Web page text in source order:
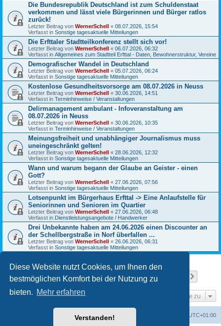
Diese Website nutzt Cookies, um Ihnen den
bestmöglichen Komfort bei der Nutzung zu
bieten. Mehr erfahren
Verstanden!
Die Bundesrepublik Deutschland ist zum Schuldenstaat
verkommen und lässt viele Bürgerinnen und Bürger ratlos
zurück!
Letzter Beitrag von WernerSchell « 08.07.2026, 15:54
Verfasst in Sonstige tagesaktuelle Mitteilungen
Die Erfttaler Stadtteilkonferenz stellt sich vor!
Letzter Beitrag von WernerSchell « 06.07.2026, 06:32
Verfasst in Allgemeines zum Stadtteil Erfttal - Daten, Bewohnerstruktur, Vereine
Demografischer Wandel in Deutschland
Letzter Beitrag von WernerSchell « 05.07.2026, 06:24
Verfasst in Sonstige tagesaktuelle Mitteilungen
Kostenlose Gesundheitsvorsorge am 08.07.2026 in Neuss
Letzter Beitrag von WernerSchell « 30.06.2026, 14:51
Verfasst in Terminhinweise / Veranstaltungen
Delirmanagement ambulant - Infoveranstaltung am
08.07.2026 in Neuss
Letzter Beitrag von WernerSchell « 30.06.2026, 10:35
Verfasst in Terminhinweise / Veranstaltungen
Meinungsfreiheit und unabhängiger Journalismus muss
uneingeschränkt gelten!
Letzter Beitrag von WernerSchell « 28.06.2026, 12:32
Verfasst in Sonstige tagesaktuelle Mitteilungen
Wann und warum begann der Glaube an Geister - einen
Gott?
Letzter Beitrag von WernerSchell « 27.06.2026, 07:56
Verfasst in Sonstige tagesaktuelle Mitteilungen
Lotsenpunkt im Bürgerhaus Erfttal -> Eine Anlaufstelle für
Seniorinnen und Senioren im Quartier
Letzter Beitrag von WernerSchell « 27.06.2026, 06:48
Verfasst in Dienstleistungsangebote / Handwerker
Drei Unbekannte haben am 24.06.2026 einen Discounter an
der Schellbergstraße in Norf überfallen ...
Letzter Beitrag von WernerSchell « 26.06.2026, 06:31
Verfasst in Sonstige tagesaktuelle Mitteilungen
Die Suche ergab 317 Treffer Seite1von13
1 2 3 4
Gehe zu
UTC+01:00